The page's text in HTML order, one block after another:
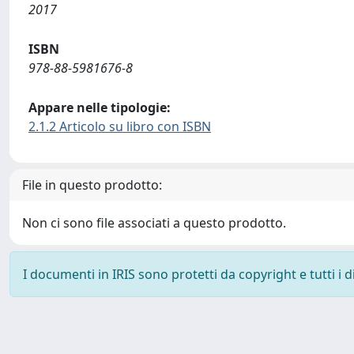
2017
ISBN
978-88-5981676-8
Appare nelle tipologie:
2.1.2 Articolo su libro con ISBN
File in questo prodotto:
Non ci sono file associati a questo prodotto.
I documenti in IRIS sono protetti da copyright e tutti i